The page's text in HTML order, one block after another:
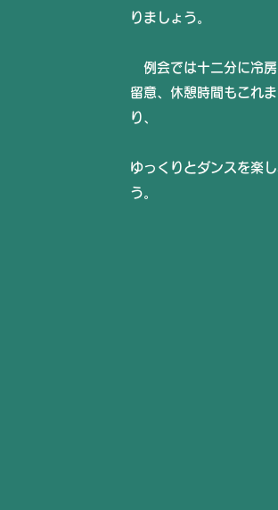
りましょう。
例会では十二分に冷
留意、休憩時間もこれ
り、
ゆっくりとダンスを楽
う